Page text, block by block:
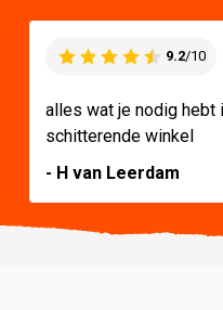
9.2/10
alles wat je nodig hebt
schitterende winkel
- H van Leerdam